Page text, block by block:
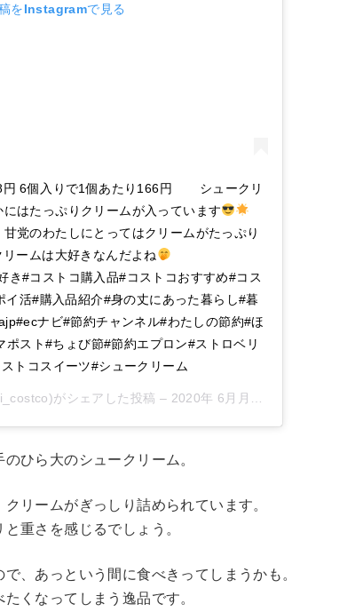
をInstagramで見る
6個入りで1個あたり166円 シュークリ
はたっぷりクリームが入っています
のわたしにとってはクリームがたっぷり
ームは大好きなんだよね
き#コストコ購入品#コストコおすすめ#コス
イ活#購入品紹介#身の丈にあった暮らし#暮
ナビ#節約チャンネル#わたしの節約#ほ
スト#ちょび節#節約エプロン#ストロベリ
トコスイーツ#シュークリーム
がシェアした投稿 – 2020年 6月月13日午後10時52分PDT
ひら大のシュークリーム。
リームがぎっしり詰められています。
重さを感じるでしょう。
、あっという間に食べきってしまうかも。
くなってしまう逸品です。